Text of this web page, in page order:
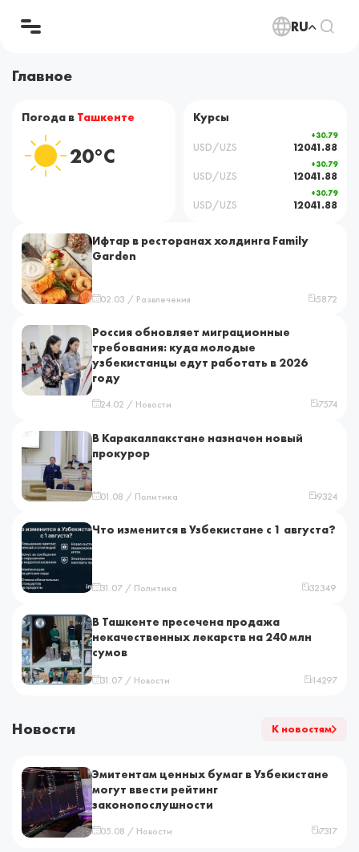
RU
Главное
Ифтар в ресторанах холдинга Family
Garden
02.03 / Развлечения 5872
Россия обновляет миграционные
требования: куда молодые
узбекистанцы едут работать в 2026
году
24.02 / Новости 7574
В Каракалпакстане назначен новый
прокурор
01.08 / Политика 9324
Что изменится в Узбекистане с 1 августа?
31.07 / Политика 32349
В Ташкенте пресечена продажа
некачественных лекарств на 240 млн
сумов
31.07 / Новости 14297
Погода в Ташкенте
20°C
Курсы
USD/UZS 12041.88
+30.79
USD/UZS 12041.88
+30.79
USD/UZS 12041.88
+30.79
Новости К новостям
Эмитентам ценных бумаг в Узбекистане
могут ввести рейтинг
законопослушности
05.08 / Новости 7317